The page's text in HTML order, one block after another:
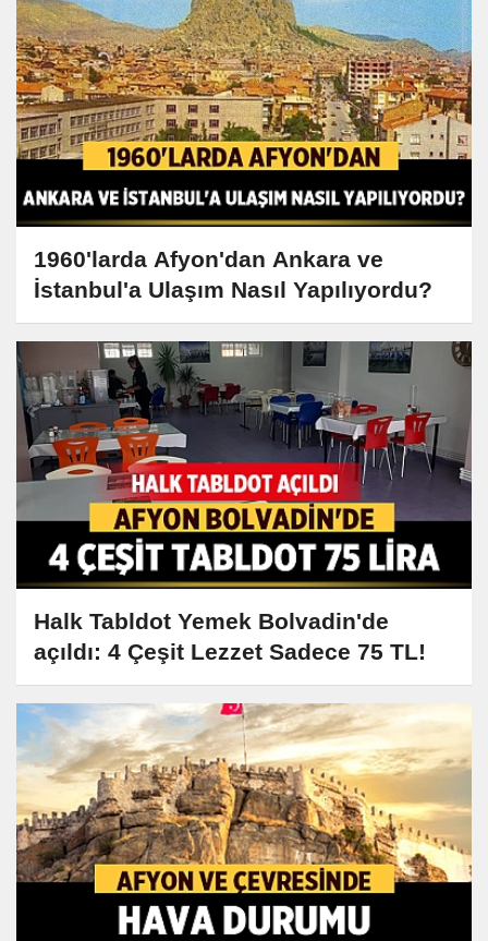
1960'larda Afyon'dan Ankara ve
İstanbul'a Ulaşım Nasıl Yapılıyordu?
Halk Tabldot Yemek Bolvadin'de
açıldı: 4 Çeşit Lezzet Sadece 75 TL!